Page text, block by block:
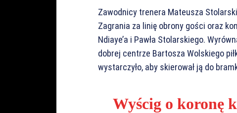
Zawodnicy trenera Mateusza
Zagrania za linię obrony gości oraz
Ndiaye’a i Pawła Stolarskiego.
dobrej centrze Bartosza Wolskiego
wystarczyło, aby skierował ją do
Wyścig o koronę